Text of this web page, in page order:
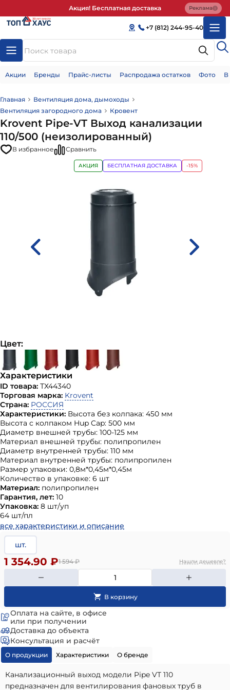
Акция! Бесплатная доставка Реклама
+7 (812) 244-95-40
Акции Бренды Прайс-листы Распродажа остатков Фото
Главная
Вентиляция дома, дымоходы
Вентиляция загородного дома
Кровент
Krovent Pipe-VT Выход канализации
110/500 (неизолированный)
В избранное Сравнить
АКЦИЯ БЕСПЛАТНАЯ ДОСТАВКА -15%
Цвет:
Характеристики
ID товара: ТХ44340
Торговая марка: Krovent
Страна: РОССИЯ
Характеристики: Высота без колпака: 450 мм
Высота с колпаком Hup Cap: 500 мм
Диаметр внешней трубы: 100-125 мм
Материал внешней трубы: полипропилен
Диаметр внутренней трубы: 110 мм
Материал внутренней трубы: полипропилен
Размер упаковки: 0,8м*0,45м*0,45м
Количество в упаковке: 6 шт
Материал: полипропилен
Гарантия, лет: 10
Упаковка: 8 шт/уп
64 шт/пл
все характеристики и описание
шт.
1 594₽
1 354.90 ₽ Нашли дешевле?
Оплата на сайте, в офисе
или при получении
Доставка до объекта
Консультация и расчёт
О продукции Характеристики О бренде
Канализационный выход модели Pipe VT 110
предназначен для вентилирования фановых труб в